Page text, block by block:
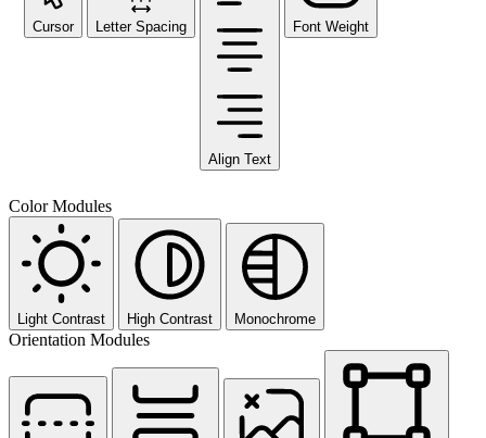
Cursor Letter Spacing
Align Text
Font Weight
Color Modules
Light Contrast High Contrast Monochrome
Orientation Modules